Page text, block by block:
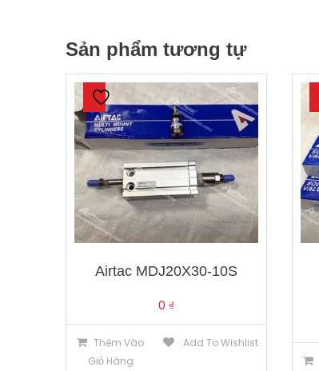
Sản phẩm tương tự
Airtac MDJ20X30-10S
0 ₫
Thêm Vào
Giỏ Hàng
Add To Wishlist